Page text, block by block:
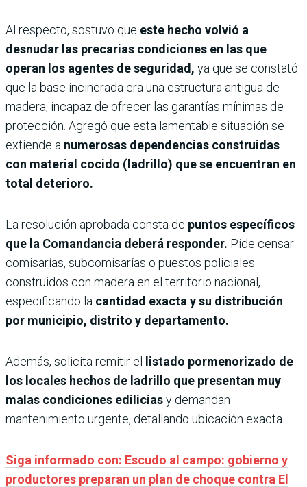
Al respecto, sostuvo que este hecho volvió a
desnudar las precarias condiciones en las que
operan los agentes de seguridad, ya que se constató
que la base incinerada era una estructura antigua de
madera, incapaz de ofrecer las garantías mínimas de
protección. Agregó que esta lamentable situación se
extiende a numerosas dependencias construidas
con material cocido (ladrillo) que se encuentran en
total deterioro.
La resolución aprobada consta de puntos específicos
que la Comandancia deberá responder. Pide censar
comisarías, subcomisarías o puestos policiales
construidos con madera en el territorio nacional,
especificando la cantidad exacta y su distribución
por municipio, distrito y departamento.
Además, solicita remitir el listado pormenorizado de
los locales hechos de ladrillo que presentan muy
malas condiciones ediliciasy demandan
mantenimiento urgente, detallando ubicación exacta.
Siga informado con: Escudo al campo: gobierno y
productores preparan un plan de choque contra El